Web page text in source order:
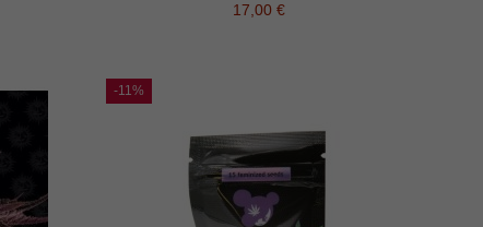
17,00 €
-11%